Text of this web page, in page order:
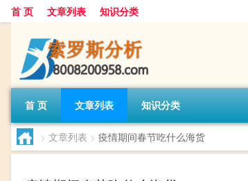
首 页 文章列表 知识分类
首 页 文章列表 知识分类
> 文章列表 > 疫情期间春节吃什么海货